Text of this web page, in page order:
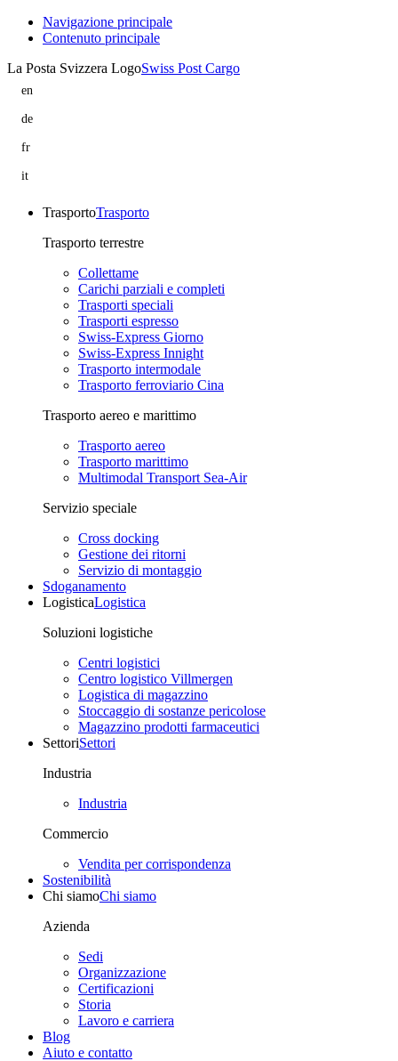
Navigazione principale
Contenuto principale
La Posta Svizzera LogoSwiss Post Cargo
en
Relatra
part
Swiss
Cargo
de
Relatra
Teil
Swiss
Cargo
fr
Relatra
Swiss
Cargo
it
Relatra
parte
Swiss
TrasportoTrasporto
Trasporto terrestre
Collettame
Carichi parziali e completi
Trasporti speciali
Trasporti espresso
Swiss-Express Giorno
Swiss-Express Innight
Trasporto intermodale
Trasporto ferroviario Cina
Trasporto aereo e marittimo
Trasporto aereo
Trasporto marittimo
Multimodal Transport Sea-Air
Servizio speciale
Cross docking
Gestione dei ritorni
Servizio di montaggio
Sdoganamento
LogisticaLogistica
Soluzioni logistiche
Centri logistici
Centro logistico Villmergen
Logistica di magazzino
Stoccaggio di sostanze pericolose
Magazzino prodotti farmaceutici
SettoriSettori
Industria
Industria
Commercio
Vendita per corrispondenza
Sostenibilità
Chi siamoChi siamo
Azienda
Sedi
Organizzazione
Certificazioni
Storia
Lavoro e carriera
Blog
Aiuto e contatto